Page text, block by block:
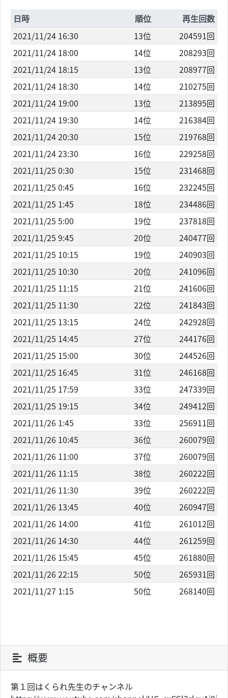
日時 順位
再生回数
2021/11/24 16:30
13位
204591回
2021/11/24 18:00
14位
208293回
2021/11/24 18:15
13位
208977回
2021/11/24 18:30
14位
210275回
2021/11/24 19:00
13位
213895回
2021/11/24 19:30
14位
216384回
2021/11/24 20:30
15位
219768回
2021/11/24 23:30
16位
229258回
2021/11/25 0:30
15位
231468回
2021/11/25 0:45
16位
232245回
2021/11/25 1:45
18位
234486回
2021/11/25 5:00
19位
237818回
2021/11/25 9:45
20位
240477回
2021/11/25 10:15
19位
240903回
2021/11/25 10:30
20位
241096回
2021/11/25 11:15
21位
241606回
2021/11/25 11:30
22位
241843回
2021/11/25 13:15
24位
242928回
2021/11/25 14:45
27位
244176回
2021/11/25 15:00
30位
244526回
2021/11/25 16:45
31位
246168回
2021/11/25 17:59
33位
247339回
2021/11/25 19:15
34位
249412回
2021/11/26 1:45
33位
256911回
2021/11/26 10:45
36位
260079回
2021/11/26 11:00
37位
260079回
2021/11/26 11:15
38位
260222回
2021/11/26 11:30
39位
260222回
2021/11/26 13:45
40位
260947回
2021/11/26 14:00
41位
261012回
2021/11/26 14:30
44位
261259回
2021/11/26 15:45
45位
261880回
2021/11/26 22:15
50位
265931回
2021/11/27 1:15
50位 268140回
概要
第１回はくられ先生のチャンネル